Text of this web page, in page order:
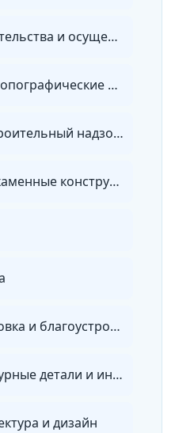
Безопасность строительства и осуществление строительного контроля. Организация строительства, реконструкции и капитального ремонта
Геопространство и топографические элементы местности
Государственный строительный надзор и строительный контроль
Железобетонные и каменные конструкции
Инженерная подготовка и благоустройство территорий
Ландшафт, архитектурные детали и интерьер в живописи и рисунке
и дизайн